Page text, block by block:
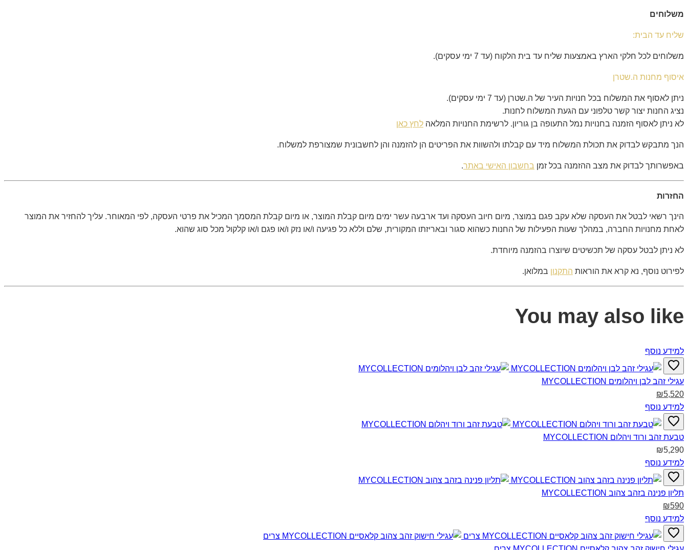
משלוחים
שליח עד הבית:
משלוחים לכל חלקי הארץ באמצעות שליח עד בית הלקוח (עד 7 ימי עסקים).
איסוף מחנות ה.שטרן
ניתן לאסוף את המשלוח בכל חנויות העיר של ה.שטרן (עד 7 ימי עסקים).
נציג החנות יצור קשר טלפוני עם הגעת המשלוח לחנות.
לא ניתן לאסוף הזמנה בחנויות נמל התעופה בן גוריון. לרשימת החנויות המלאה לחץ כאן
הנך מתבקש לבדוק את תכולת המשלוח מיד עם קבלתו ולהשוות את הפריטים הן להזמנה והן לחשבונית שמצורפת למשלוח.
באפשרותך לבדוק את מצב ההזמנה בכל זמן בחשבון האישי באתר.
החזרות
הינך רשאי לבטל את העסקה שלא עקב פגם במוצר, מיום חיוב העסקה ועד ארבעה עשר ימים מיום קבלת המוצר, או מיום קבלת המסמך המכיל את פרטי העסקה, לפי המאוחר. עליך להחזיר את המוצר
לאחת מחנויות החברה, במהלך שעות הפעילות של החנות כשהוא סגור ובאריזתו המקורית, שלם וללא כל פגיעה ו/או נזק ו/או פגם ו/או קלקול מכל סוג שהוא.
לא ניתן לבטל עסקה של תכשיטים שיוצרו בהזמנה מיוחדת.
לפירוט נוסף, נא קרא את הוראות התקנון במלואן.
You may also like
למידע נוסף
עגילי זהב לבן ויהלומים MYCOLLECTION‎
₪5,520
למידע נוסף
טבעת זהב ורוד ויהלום MYCOLLECTION‎
₪5,290
למידע נוסף
תליון פנינה בזהב צהוב MYCOLLECTION‎
₪590
למידע נוסף